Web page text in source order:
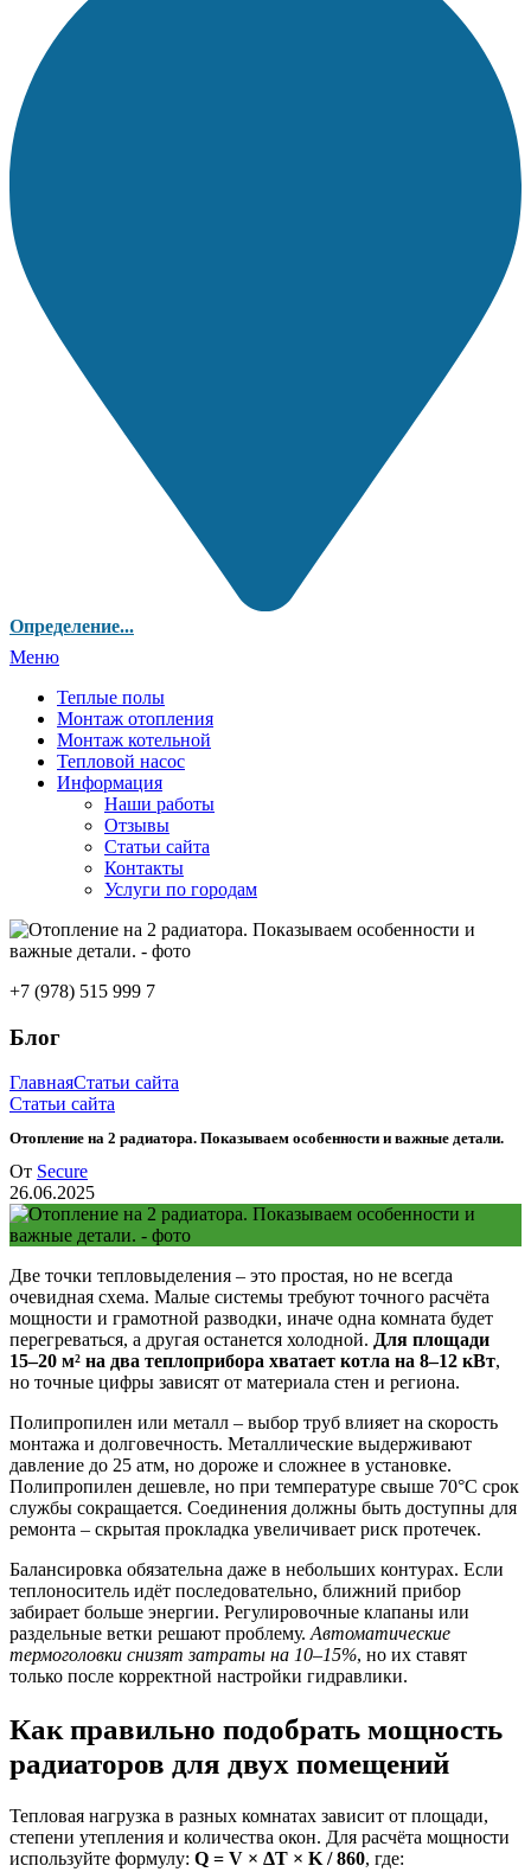
Определение...
Меню
Теплые полы
Монтаж отопления
Монтаж котельной
Тепловой насос
Информация
Наши работы
Отзывы
Статьи сайта
Контакты
Услуги по городам
+7 (978) 515 999 7
Блог
ГлавнаяСтатьи сайта
Статьи сайта
Отопление на 2 радиатора. Показываем особенности и важные детали.
От Secure
26.06.2025
Две точки тепловыделения – это простая, но не всегда
очевидная схема. Малые системы требуют точного расчёта
мощности и грамотной разводки, иначе одна комната будет
перегреваться, а другая останется холодной. Для площади
15–20 м² на два теплоприбора хватает котла на 8–12 кВт,
но точные цифры зависят от материала стен и региона.
Полипропилен или металл – выбор труб влияет на скорость
монтажа и долговечность. Металлические выдерживают
давление до 25 атм, но дороже и сложнее в установке.
Полипропилен дешевле, но при температуре свыше 70°C срок
службы сокращается. Соединения должны быть доступны для
ремонта – скрытая прокладка увеличивает риск протечек.
Балансировка обязательна даже в небольших контурах. Если
теплоноситель идёт последовательно, ближний прибор
забирает больше энергии. Регулировочные клапаны или
раздельные ветки решают проблему. Автоматические
термоголовки снизят затраты на 10–15%, но их ставят
только после корректной настройки гидравлики.
Как правильно подобрать мощность
радиаторов для двух помещений
Тепловая нагрузка в разных комнатах зависит от площади,
степени утепления и количества окон. Для расчёта мощности
используйте формулу: Q = V × ΔT × K / 860, где: